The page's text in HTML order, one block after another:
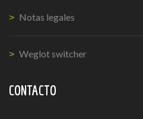
Notas legales
Weglot switcher
CONTACTO